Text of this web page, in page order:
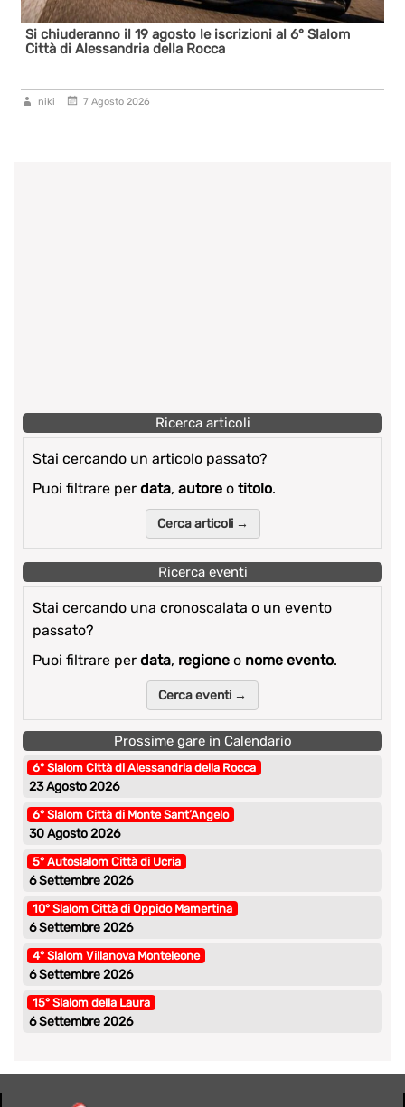
Si chiuderanno il 19 agosto le iscrizioni al 6° Slalom
Città di Alessandria della Rocca
niki 7 Agosto 2026
Ricerca articoli
Stai cercando un articolo passato?
Puoi filtrare per data, autore o titolo.
Cerca articoli →
Ricerca eventi
Stai cercando una cronoscalata o un evento
passato?
Puoi filtrare per data, regione o nome evento.
Cerca eventi →
Prossime gare in Calendario
6° Slalom Città di Alessandria della Rocca
23 Agosto 2026
6° Slalom Città di Monte Sant’Angelo
30 Agosto 2026
5° Autoslalom Città di Ucria
6 Settembre 2026
10° Slalom Città di Oppido Mamertina
6 Settembre 2026
4° Slalom Villanova Monteleone
6 Settembre 2026
15° Slalom della Laura
6 Settembre 2026